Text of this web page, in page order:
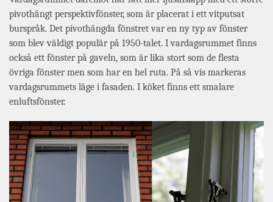
pivothängt perspektivfönster, som är placerat i ett vitputsat
burspråk. Det pivothängda fönstret var en ny typ av fönster
som blev väldigt populär på 1950-talet. I vardagsrummet finns
också ett fönster på gaveln, som är lika stort som de flesta
övriga fönster men som har en hel ruta. På så vis markeras
vardagsrummets läge i fasaden. I köket finns ett smalare
enluftsfönster.